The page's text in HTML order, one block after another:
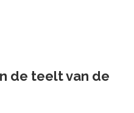
de teelt van de